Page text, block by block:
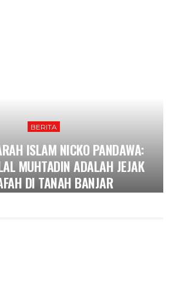
BERITA
ISLAM NICKO PANDAWA:
MUHTADIN ADALAH JEJAK
DI TANAH BANJAR